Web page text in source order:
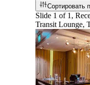
Сортировать
Slide 1 of 1,
Transit Lounge,